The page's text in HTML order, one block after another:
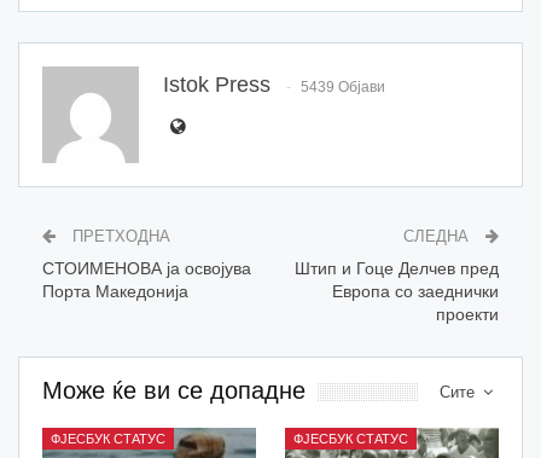
Istok Press 5439 Објави
ПРЕТХОДНА
СТОИМЕНОВА ја освојува
Порта Македонија
СЛЕДНА
Штип и Гоце Делчев пред
Европа со заеднички
проекти
Сите
Може ќе ви се допадне
ФЈЕСБУК СТАТУС ФЈЕСБУК СТАТУС